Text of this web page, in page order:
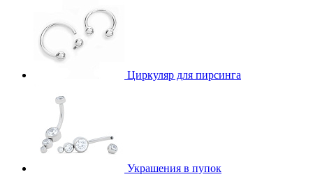
Циркуляр для пирсинга
Украшения в пупок